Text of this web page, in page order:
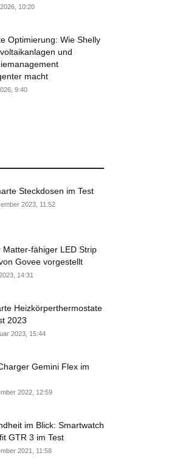
10:20
Optimierung: Wie Shelly
und
macht
9:40
Steckdosen im Test
2023, 11:52
Matter-fähiger LED Strip
Govee vorgestellt
14:31
Heizkörperthermostate
2023
2023, 15:44
Gemini Flex im
2022, 12:59
im Blick: Smartwatch
GTR 3 im Test
2021, 11:58